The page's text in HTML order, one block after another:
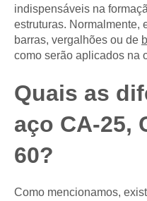
indispensáveis na
estruturas. Normalmente,
barras, vergalhões ou de
como serão aplicados na
Quais as
aço CA-25,
60?
Como mencionamos,